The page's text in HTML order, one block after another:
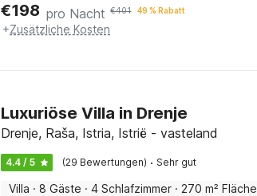
€198 pro Nacht €401 49 % Rabatt
+Zusätzliche Kosten
Luxuriöse Villa in Drenje
Drenje, Raša, Istria, Istrië - vasteland
4.4 / 5 (29 Bewertungen) · Sehr gut
Villa · 8 Gäste · 4 Schlafzimmer · 270 m² Fläche